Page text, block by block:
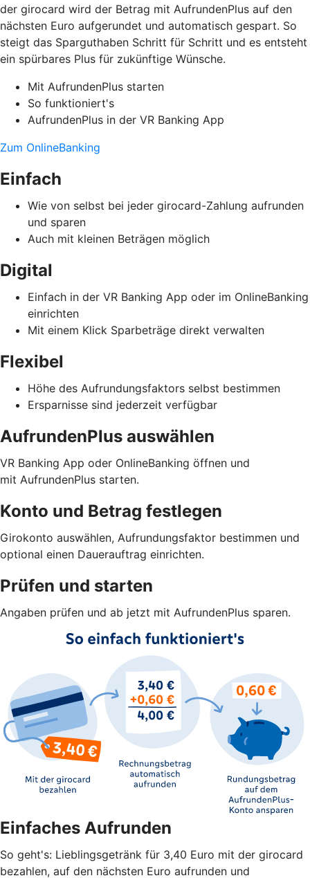
der girocard wird der Betrag mit AufrundenPlus auf den
nächsten Euro aufgerundet und automatisch gespart. So
steigt das Sparguthaben Schritt für Schritt und es entsteht
ein spürbares Plus für zukünftige Wünsche.
Mit AufrundenPlus starten
So funktioniert's
AufrundenPlus in der VR Banking App
Zum OnlineBanking
Einfach
Wie von selbst bei jeder girocard-Zahlung aufrunden
und sparen
Auch mit kleinen Beträgen möglich
Digital
Einfach in der VR Banking App oder im OnlineBanking
einrichten
Mit einem Klick Sparbeträge direkt verwalten
Flexibel
Höhe des Aufrundungsfaktors selbst bestimmen
Ersparnisse sind jederzeit verfügbar
AufrundenPlus auswählen
VR Banking App oder OnlineBanking öffnen und
mit AufrundenPlus starten.
Konto und Betrag festlegen
Girokonto auswählen, Aufrundungsfaktor bestimmen und
optional einen Dauerauftrag einrichten.
Prüfen und starten
Angaben prüfen und ab jetzt mit AufrundenPlus sparen.
Einfaches Aufrunden
So geht's: Lieblingsgetränk für 3,40 Euro mit der girocard
bezahlen, auf den nächsten Euro aufrunden und